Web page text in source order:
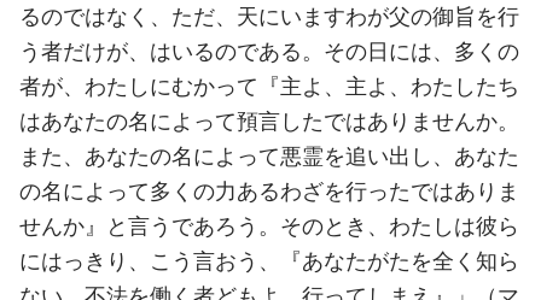
るのではなく、ただ、天にいますわが父の御旨を行
う者だけが、はいるのである。その日には、多くの
者が、わたしにむかって『主よ、主よ、わたしたち
はあなたの名によって預言したではありませんか。
また、あなたの名によって悪霊を追い出し、あなた
の名によって多くの力あるわざを行ったではありま
せんか』と言うであろう。そのとき、わたしは彼ら
にはっきり、こう言おう、『あなたがたを全く知ら
ない。不法を働く者どもよ、行ってしまえ』」（マ